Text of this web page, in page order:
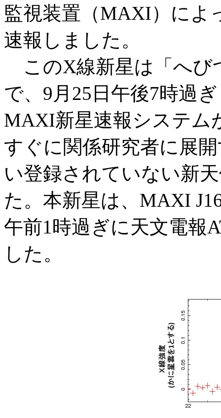
監視装置（MAXI）によ
速報しました。
このX線新星は「へび
で、9月25日午後7時過
MAXI新星速報システム
すぐに関係研究者に展
い登録されていない新
た。本新星は、MAXI
午前1時過ぎに天文電報
した。